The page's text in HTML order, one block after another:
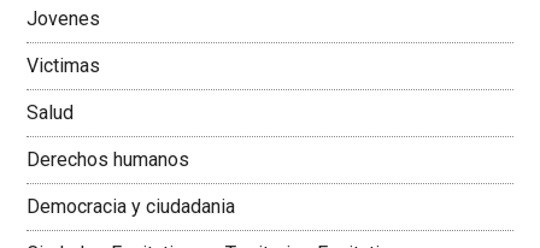
Jovenes
Victimas
Salud
Derechos humanos
Democracia y ciudadania